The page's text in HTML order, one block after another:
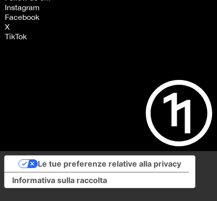
Instagram
Facebook
X
TikTok
Informativa sulla raccolta
Le tue preferenze relative alla privacy